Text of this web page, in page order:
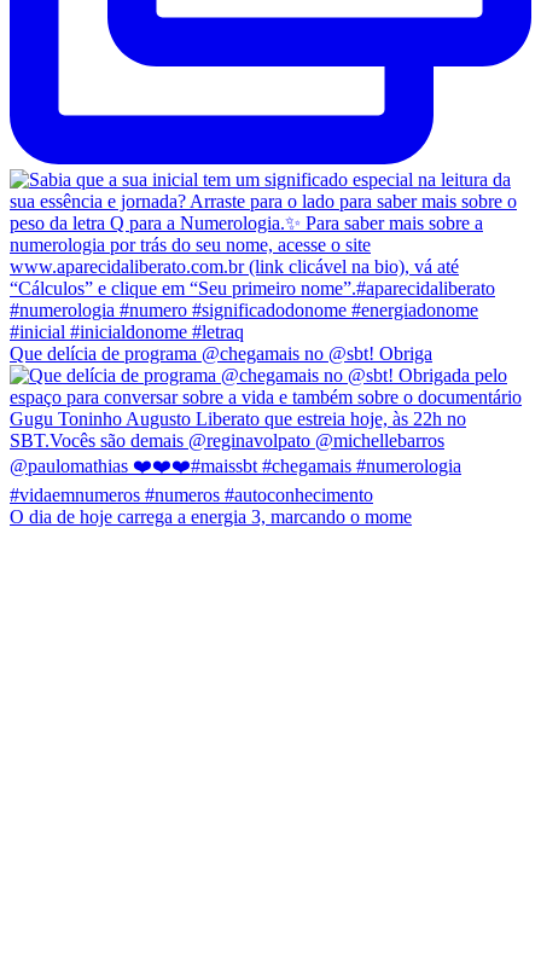
Que delícia de programa @chegamais no @sbt! Obriga
O dia de hoje carrega a energia 3, marcando o mome